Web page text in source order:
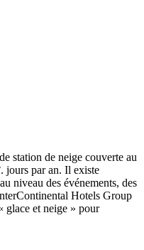
station de neige couverte au
jours par an. Il existe
niveau des événements, des
Hotels Group
glace et neige » pour